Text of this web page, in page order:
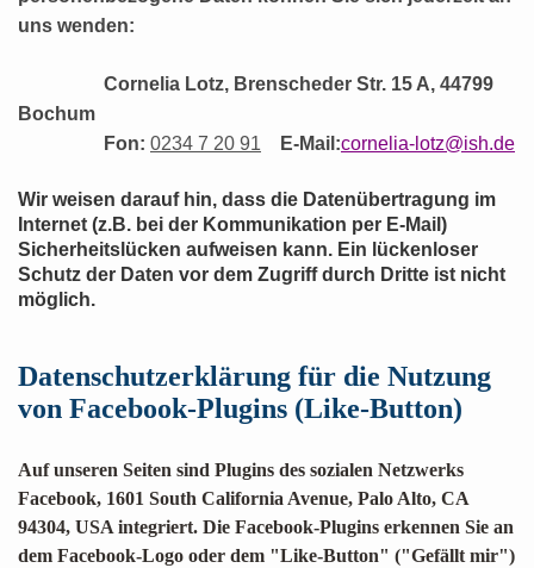
uns wenden:
Cornelia Lotz, Brenscheder Str. 15 A, 44799
Bochum
Fon: 0234 7 20 91 E-Mail:cornelia-lotz@ish.de
Wir weisen darauf hin, dass die Datenübertragung im
Internet (z.B. bei der Kommunikation per E-Mail)
Sicherheitslücken aufweisen kann. Ein lückenloser
Schutz der Daten vor dem Zugriff durch Dritte ist nicht
möglich.
Datenschutzerklärung für die Nutzung
von Facebook-Plugins (Like-Button)
Auf unseren Seiten sind Plugins des sozialen Netzwerks
Facebook, 1601 South California Avenue, Palo Alto, CA
94304, USA integriert. Die Facebook-Plugins erkennen Sie an
dem Facebook-Logo oder dem "Like-Button" ("Gefällt mir")